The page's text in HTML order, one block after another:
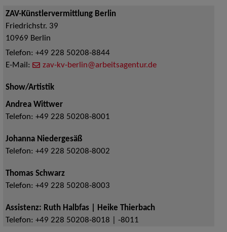
ZAV-Künstlervermittlung Berlin
Friedrichstr. 39
10969 Berlin
Telefon: +49 228 50208-8844
E-Mail:
zav-kv-berlin@arbeitsagentur.de
Show/Artistik
Andrea Wittwer
Telefon: +49 228 50208-8001
Johanna Niedergesäß
Telefon: +49 228 50208-8002
Thomas Schwarz
Telefon: +49 228 50208-8003
Assistenz: Ruth Halbfas | Heike Thierbach
Telefon: +49 228 50208-8018 | -8011